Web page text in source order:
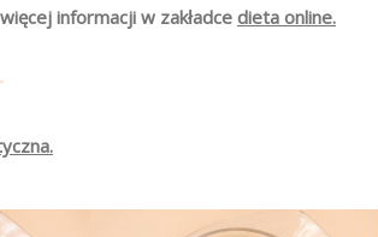
informacji w zakładce dieta online.